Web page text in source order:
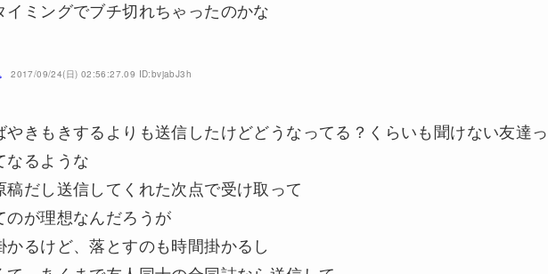
ミングでブチ切れちゃったのかな
2017/09/24(日) 02:56:27.09 ID:bvjabJ3h
きもきするよりも送信したけどどうなってる？くらいも聞けない友達っ
なるような
だし送信してくれた次点で受け取って
が理想なんだろうが
るけど、落とすのも時間掛かるし